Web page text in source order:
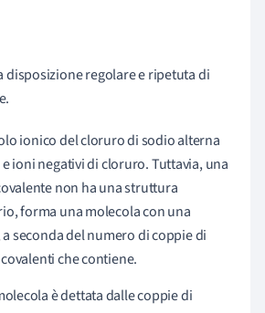
disposizione regolare e ripetuta di
ionico del cloruro di sodio alterna
ioni negativi di cloruro. Tuttavia, una
non ha una struttura
forma una molecola con una
seconda del numero di coppie di
che contiene.
è dettata dalle coppie di